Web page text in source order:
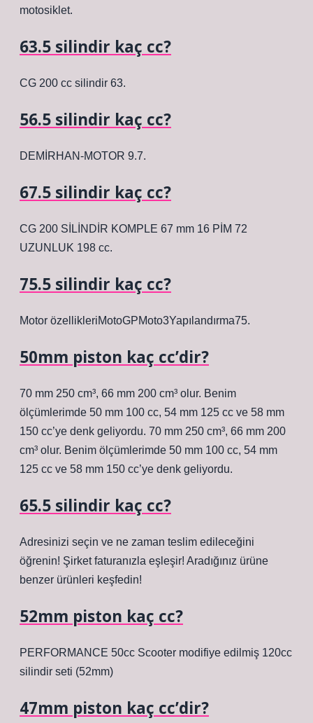
motosiklet.
63.5 silindir kaç cc?
CG 200 cc silindir 63.
56.5 silindir kaç cc?
DEMİRHAN-MOTOR 9.7.
67.5 silindir kaç cc?
CG 200 SİLİNDİR KOMPLE 67 mm 16 PİM 72
UZUNLUK 198 cc.
75.5 silindir kaç cc?
Motor özellikleriMotoGPMoto3Yapılandırma75.
50mm piston kaç cc’dir?
70 mm 250 cm³, 66 mm 200 cm³ olur. Benim
ölçümlerimde 50 mm 100 cc, 54 mm 125 cc ve 58 mm
150 cc’ye denk geliyordu. 70 mm 250 cm³, 66 mm 200
cm³ olur. Benim ölçümlerimde 50 mm 100 cc, 54 mm
125 cc ve 58 mm 150 cc’ye denk geliyordu.
65.5 silindir kaç cc?
Adresinizi seçin ve ne zaman teslim edileceğini
öğrenin! Şirket faturanızla eşleşir! Aradığınız ürüne
benzer ürünleri keşfedin!
52mm piston kaç cc?
PERFORMANCE 50cc Scooter modifiye edilmiş 120cc
silindir seti (52mm)
47mm piston kaç cc’dir?